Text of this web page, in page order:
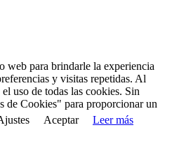
web para brindarle la experiencia
y visitas repetidas. Al
uso de todas las cookies. Sin
de Cookies" para proporcionar un
Aceptar
Leer más